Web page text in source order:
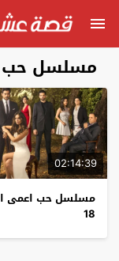
مسلسل حب
02:14:39
مسلسل حب اعمى
18